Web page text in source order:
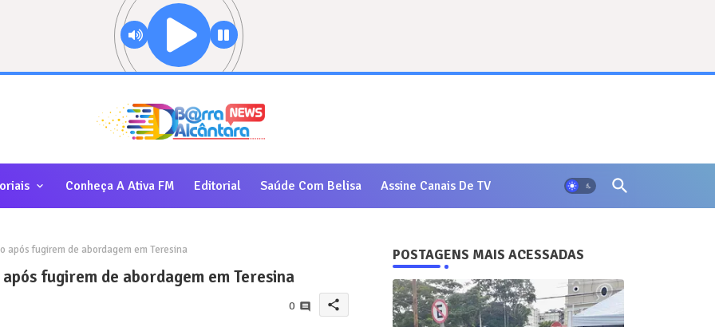
Conheça A Ativa FM Editorial Saúde Com Belisa Assine Canais De TV
após fugirem de abordagem em Teresina
fugirem de abordagem em Teresina
0 share
POSTAGENS MAIS ACESSADAS